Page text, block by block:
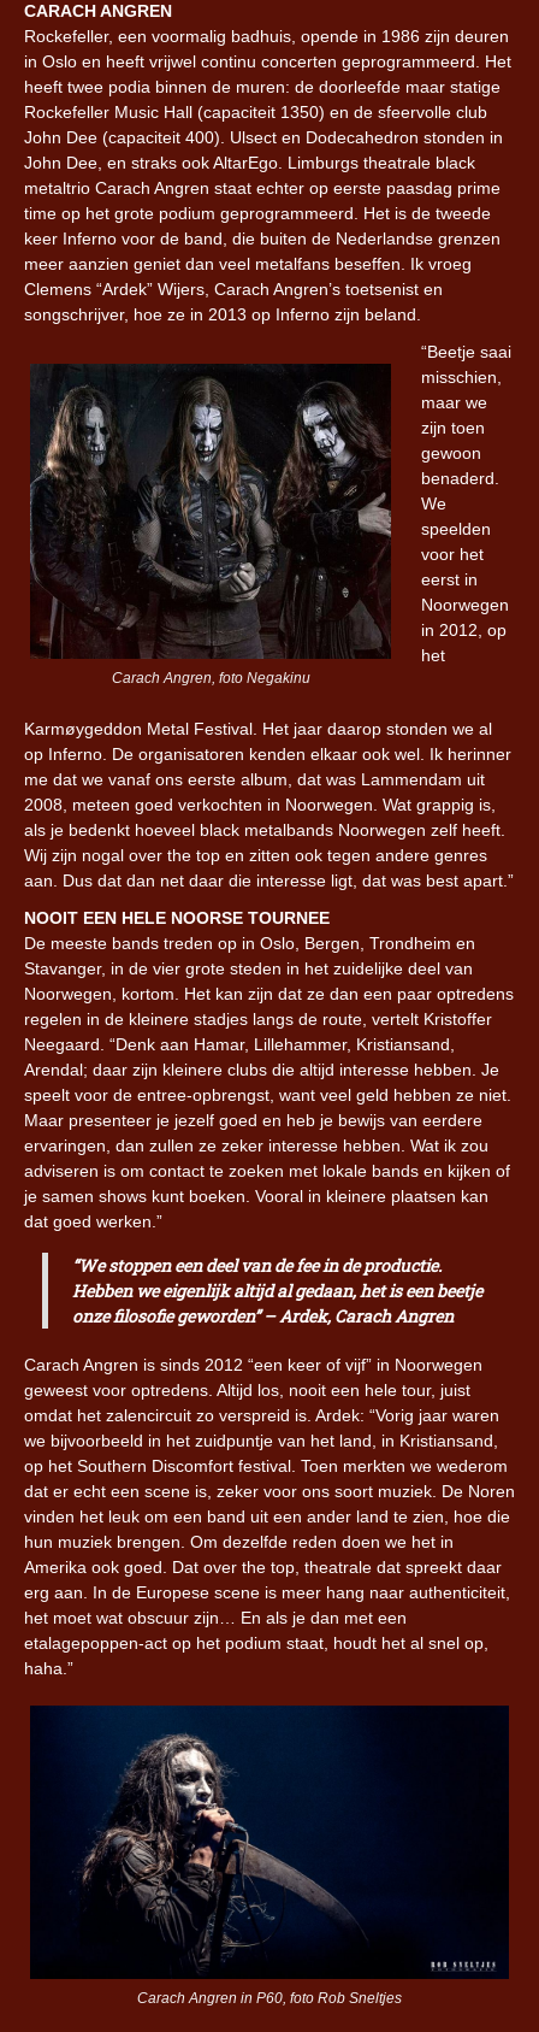
CARACH ANGREN
Rockefeller, een voormalig badhuis, opende in 1986 zijn deuren
in Oslo en heeft vrijwel continu concerten geprogrammeerd. Het
heeft twee podia binnen de muren: de doorleefde maar statige
Rockefeller Music Hall (capaciteit 1350) en de sfeervolle club
John Dee (capaciteit 400). Ulsect en Dodecahedron stonden in
John Dee, en straks ook AltarEgo. Limburgs theatrale black
metaltrio Carach Angren staat echter op eerste paasdag prime
time op het grote podium geprogrammeerd. Het is de tweede
keer Inferno voor de band, die buiten de Nederlandse grenzen
meer aanzien geniet dan veel metalfans beseffen. Ik vroeg
Clemens “Ardek” Wijers, Carach Angren’s toetsenist en
songschrijver, hoe ze in 2013 op Inferno zijn beland.
Carach Angren, foto Negakinu
“Beetje saai
misschien,
maar we
zijn toen
gewoon
benaderd.
We
speelden
voor het
eerst in
Noorwegen
in 2012, op
het
Karmøygeddon Metal Festival. Het jaar daarop stonden we al
op Inferno. De organisatoren kenden elkaar ook wel. Ik herinner
me dat we vanaf ons eerste album, dat was Lammendam uit
2008, meteen goed verkochten in Noorwegen. Wat grappig is,
als je bedenkt hoeveel black metalbands Noorwegen zelf heeft.
Wij zijn nogal over the top en zitten ook tegen andere genres
aan. Dus dat dan net daar die interesse ligt, dat was best apart.”
NOOIT EEN HELE NOORSE TOURNEE
De meeste bands treden op in Oslo, Bergen, Trondheim en
Stavanger, in de vier grote steden in het zuidelijke deel van
Noorwegen, kortom. Het kan zijn dat ze dan een paar optredens
regelen in de kleinere stadjes langs de route, vertelt Kristoffer
Neegaard. “Denk aan Hamar, Lillehammer, Kristiansand,
Arendal; daar zijn kleinere clubs die altijd interesse hebben. Je
speelt voor de entree-opbrengst, want veel geld hebben ze niet.
Maar presenteer je jezelf goed en heb je bewijs van eerdere
ervaringen, dan zullen ze zeker interesse hebben. Wat ik zou
adviseren is om contact te zoeken met lokale bands en kijken of
je samen shows kunt boeken. Vooral in kleinere plaatsen kan
dat goed werken.”
“We stoppen een deel van de fee in de productie.
Hebben we eigenlijk altijd al gedaan, het is een beetje
onze filosofie geworden” – Ardek, Carach Angren
Carach Angren is sinds 2012 “een keer of vijf” in Noorwegen
geweest voor optredens. Altijd los, nooit een hele tour, juist
omdat het zalencircuit zo verspreid is. Ardek: “Vorig jaar waren
we bijvoorbeeld in het zuidpuntje van het land, in Kristiansand,
op het Southern Discomfort festival. Toen merkten we wederom
dat er echt een scene is, zeker voor ons soort muziek. De Noren
vinden het leuk om een band uit een ander land te zien, hoe die
hun muziek brengen. Om dezelfde reden doen we het in
Amerika ook goed. Dat over the top, theatrale dat spreekt daar
erg aan. In de Europese scene is meer hang naar authenticiteit,
het moet wat obscuur zijn… En als je dan met een
etalagepoppen-act op het podium staat, houdt het al snel op,
haha.”
Carach Angren in P60, foto Rob Sneltjes